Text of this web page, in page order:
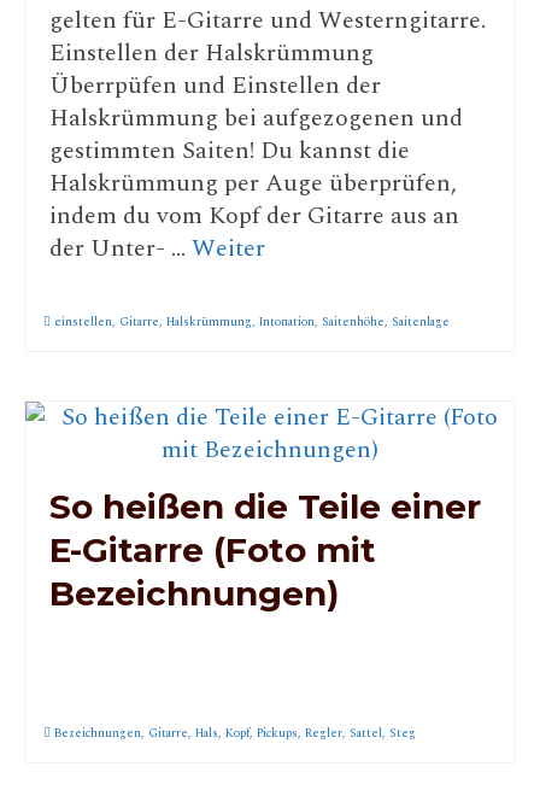
gelten für E-Gitarre und Westerngitarre.
Einstellen der Halskrümmung
Überrpüfen und Einstellen der
Halskrümmung bei aufgezogenen und
gestimmten Saiten! Du kannst die
Halskrümmung per Auge überprüfen,
indem du vom Kopf der Gitarre aus an
der Unter- … Weiter
einstellen, Gitarre, Halskrümmung, Intonation, Saitenhöhe, Saitenlage
So heißen die Teile einer
E-Gitarre (Foto mit
Bezeichnungen)
Bezeichnungen, Gitarre, Hals, Kopf, Pickups, Regler, Sattel, Steg